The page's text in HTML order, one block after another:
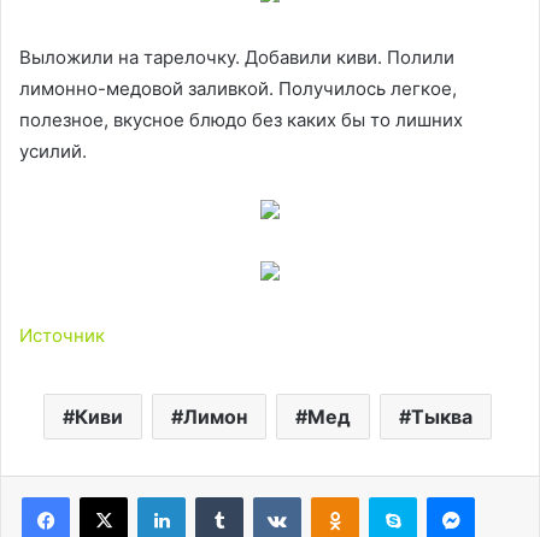
Выложили на тарелочку. Добавили киви. Полили
лимонно-медовой заливкой. Получилось легкое,
полезное, вкусное блюдо без каких бы то лишних
усилий.
Источник
Киви Лимон Мед Тыква
LinkedInTumblr ВконтактеОдноклассники
Skype